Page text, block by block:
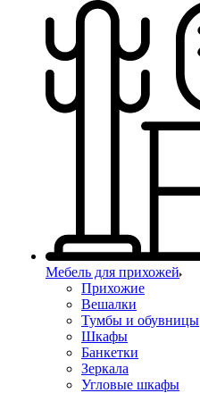
Мебель для прихожей
Прихожие
Вешалки
Тумбы и обувницы
Шкафы
Банкетки
Зеркала
Угловые шкафы